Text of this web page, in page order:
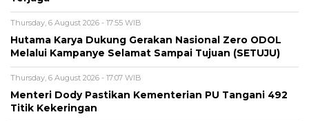
Thursday, 6 August 2026 - 17:55 WIB
Hutama Karya Dukung Gerakan Nasional Zero ODOL
Melalui Kampanye Selamat Sampai Tujuan (SETUJU)
Thursday, 6 August 2026 - 17:07 WIB
Menteri Dody Pastikan Kementerian PU Tangani 492
Titik Kekeringan